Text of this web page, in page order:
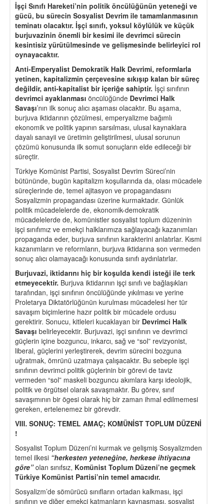
İşçi Sınıfı Hareketi’nin politik öncülüğünün yeteneği ve
gücü, bu sürecin Sosyalist Devrim ile tamamlanmasının
teminatı olacaktır. İşçi sınıfı, yoksul köylülük ve küçük
burjuvazinin önemli bir kesimi ile devrimci sürecin
kesintisiz yürütülmesinde ve gelişmesinde belirleyici rol
oynayacaktır.
Anti-Emperyalist Demokratik Halk Devrimi, reformlarla
yetinen, kapitalizmin çerçevesine sıkışıp kalan bir süreç
değildir, anti-kapitalist bir içeriğe sahiptir. İşçi sınıfının
devrimci ayaklanması öncülüğünde Devrimci Halk
Savaşı’nın ilk sonuç alıcı aşaması olacaktır. Bu aşama,
burjuva iktidarının çözülmesi, emperyalizme bağımlı
ekonomik ve politik yapının sarsılması, ulusal kaynaklara
dayalı sanayii ve üretimin geliştirilmesi, ulusal sorunun
çözümü konusunda ilk somut sonuçların elde edileceği bir
süreçtir.
Türkiye Komünist Partisi, Sosyalist Devrim Süreci’nin
bütününde, bugün kapitalizm koşullarında da, olası mücadele
süreçlerinde de, temel ajitasyon ve propagandasını
Sosyalizmin propagandası üzerine kurmaktadır. Günlük
politik mücadelelerde de, ekonomik-demokratik
mücadelelerde de, komünistler sosyalist toplum düzeninin
işçi sınıfımız ve emekçi halklarımıza sağlayacağı kazanımları
propaganda eder, burjuva sınıfının karakterini anlatırlar. Kısmi
kazanımların ve reformların, burjuva iktidarına son vermeden
sonuç alıcı olamayacağı konusunda sınıfı aydınlatırlar.
Burjuvazi, iktidarını hiç bir koşulda kendi isteği ile terk
etmeyecektir. Burjuva iktidarının işçi sınıfı ve bağlaşıkları
tarafından, işçi sınıfının öncülüğünde yıkılması ve yerine
Proletarya Diktatörlüğünün kurulması mücadelesi her tür
savaşım biçimlerine hazır politik bir mücadele ordusu
gerektirir. Sonucu, kitleleri kucaklayan bir Devrimci Halk
Savaşı belirleyecektir. Burjuvazi, işçi sınıfının ve devrimci
güçlerin içine bozguncu, inkarcı, sağ ve “sol” revizyonist,
liberal, güçlerini yerleştirerek, devrim sürecini bozguna
uğratmak, ömrünü uzatmaya çalışacaktır. Bu sebeple işçi
sınıfının devrimci politik güçlerinin bir görevi de taviz
vermeden “sol” maskeli bozguncu akımlara karşı ideolojik,
politik ve örgütsel olarak savaşmaktır. Bu görev, sınıf
savaşımının bir ögesi olarak hiç bir zaman ihmal edilmemesi
gereken, ertelenemez bir görevdir.
VIII. SONUÇ: TEMEL AMAÇ; KOMÜNİST TOPLUM DÜZENİ
!
Sosyalist Toplum Düzeni’ni kurmak ve gelişmiş Sosyalizmden
temel ilkesi “herkesten yeteneğine, herkese ihtiyacına
göre”olan sınıfsız, Komünist Toplum Düzeni’ne geçmek
Türkiye Komünist Partisi’nin temel amacıdır.
Sosyalizm’de sömürücü sınıfların ortadan kalkması, işçi
sınıfının ve diğer emekçi katmanların kaynaşması, sosyalist